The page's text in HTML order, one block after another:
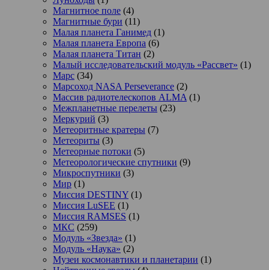
Магнитное поле (4)
Магнитные бури (11)
Малая планета Ганимед (1)
Малая планета Европа (6)
Малая планета Титан (2)
Малый исследовательский модуль «Рассвет» (1)
Марс (34)
Марсоход NASA Perseverance (2)
Массив радиотелескопов ALMA (1)
Межпланетные перелеты (23)
Меркурий (3)
Метеоритные кратеры (7)
Метеориты (3)
Метеорные потоки (5)
Метеорологические спутники (9)
Микроспутники (3)
Мир (1)
Миссия DESTINY (1)
Миссия LuSEE (1)
Миссия RAMSES (1)
МКС (259)
Модуль «Звезда» (1)
Модуль «Наука» (2)
Музеи космонавтики и планетарии (1)